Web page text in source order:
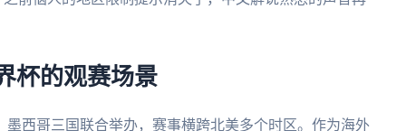
杯的观赛场景
西哥三国联合举办，赛事横跨北美多个时区。作为海外